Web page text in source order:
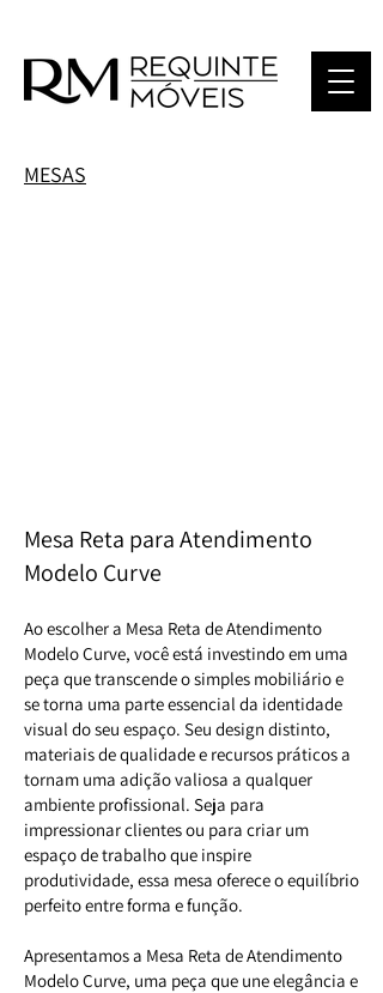
MESAS
Mesa Reta para Atendimento
Modelo Curve
Ao escolher a Mesa Reta de Atendimento
Modelo Curve, você está investindo em uma
peça que transcende o simples mobiliário e
se torna uma parte essencial da identidade
visual do seu espaço. Seu design distinto,
materiais de qualidade e recursos práticos a
tornam uma adição valiosa a qualquer
ambiente profissional. Seja para
impressionar clientes ou para criar um
espaço de trabalho que inspire
produtividade, essa mesa oferece o equilíbrio
perfeito entre forma e função.
Apresentamos a Mesa Reta de Atendimento
Modelo Curve, uma peça que une elegância e